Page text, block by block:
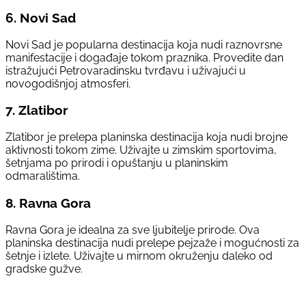
6. Novi Sad
Novi Sad je popularna destinacija koja nudi raznovrsne
manifestacije i događaje tokom praznika. Provedite dan
istražujući Petrovaradinsku tvrđavu i uživajući u
novogodišnjoj atmosferi.
7. Zlatibor
Zlatibor je prelepa planinska destinacija koja nudi brojne
aktivnosti tokom zime. Uživajte u zimskim sportovima,
šetnjama po prirodi i opuštanju u planinskim
odmaralištima.
8. Ravna Gora
Ravna Gora je idealna za sve ljubitelje prirode. Ova
planinska destinacija nudi prelepe pejzaže i mogućnosti za
šetnje i izlete. Uživajte u mirnom okruženju daleko od
gradske gužve.